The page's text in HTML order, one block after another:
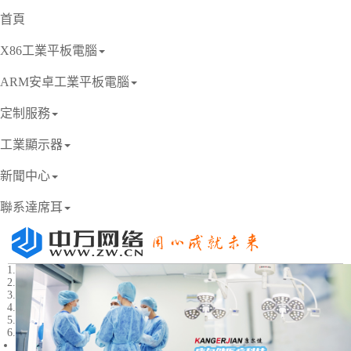
首頁
X86工業平板電腦
ARM安卓工業平板電腦
定制服務
工業顯示器
新聞中心
聯系達席耳
2
6
Previous